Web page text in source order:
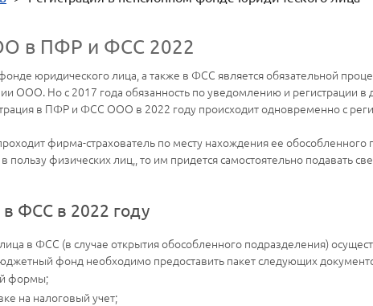
в ПФР и ФСС 2022
юридического лица, а также в ФСС является обязательной
ООО. Но с 2017 года обязанность по уведомлению и регистрации
в ПФР и ФСС ООО в 2022 году происходит одновременно с
фирма-страхователь по месту нахождения ее обособленного
пользу физических лиц,, то им придется самостоятельно подавать
ФСС в 2022 году
в ФСС (в случае открытия обособленного подразделения)
фонд необходимо предоставить пакет следующих
формы;
на налоговый учет;